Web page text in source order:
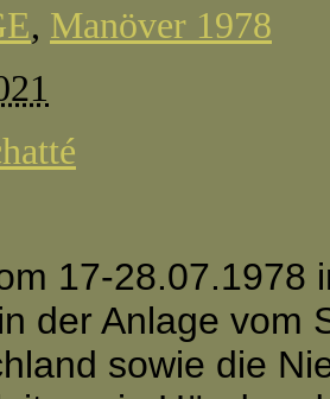
, Manöver 1978
17-28.07.1978
der Anlage vom
sowie die